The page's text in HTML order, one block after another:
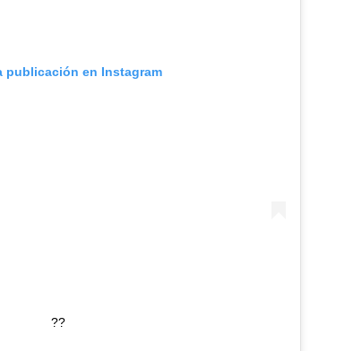
publicación en Instagram
??